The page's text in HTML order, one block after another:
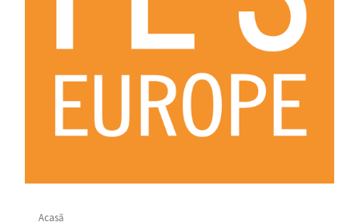
Acasă